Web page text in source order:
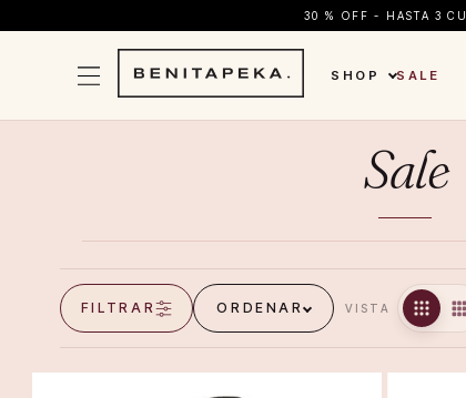
30 % OFF - HASTA 3
SHOP SALE
Sale
FILTRAR ORDENAR VISTA